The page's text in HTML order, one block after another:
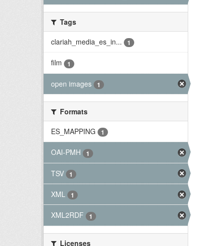
Tags
clariah_media_es_in...
1
film 1
open images 1
Formats
ES_MAPPING
1
OAI-PMH 1
TSV 1
XML 1
XML2RDF 1
Licenses